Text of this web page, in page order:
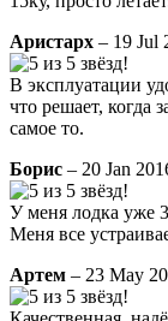
Аристарх – 19 Jul
В эксплуатации
что решает, когда
самое то.
Борис – 20 Jan
У меня лодка уже
Меня все
Артем – 23 May